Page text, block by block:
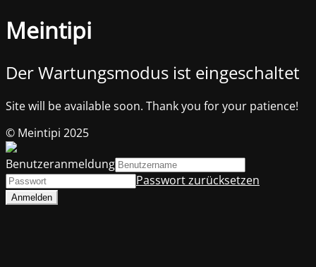
Meintipi
Der Wartungsmodus ist eingeschaltet
Site will be available soon. Thank you for your patience!
© Meintipi 2025
Benutzeranmeldung
Passwort zurücksetzen